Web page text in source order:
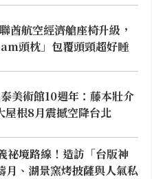
酋航空經濟艙座椅升級，
頭枕」包覆頭頸超好睡
美術館10週年：藤本壯介
屋根8月震撼空降台北
祕境路線！造訪「台版神
月、湖景窯烤披薩與人氣私